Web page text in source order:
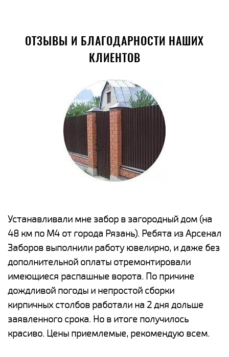
ОТЗЫВЫ И БЛАГОДАРНОСТИ НАШИХ
КЛИЕНТОВ
Устанавливали мне забор в загородный дом (на
48 км по М4 от города Рязань). Ребята из Арсенал
Заборов выполнили работу ювелирно, и даже без
дополнительной оплаты отремонтировали
имеющиеся распашные ворота. По причине
дождливой погоды и непростой сборки
кирпичных столбов работали на 2 дня дольше
заявленного срока. Но в итоге получилось
красиво. Цены приемлемые, рекомендую всем.